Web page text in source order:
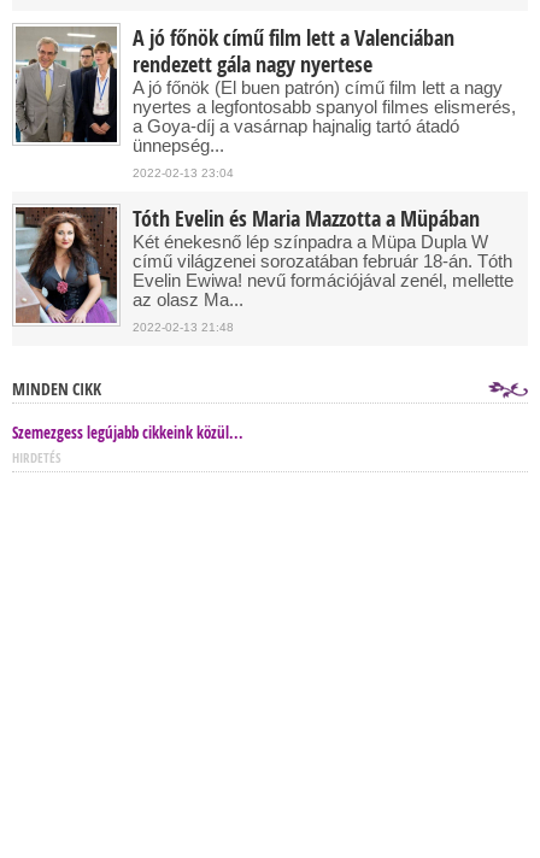
A jó főnök című film lett a Valenciában
rendezett gála nagy nyertese
A jó főnök (El buen patrón) című film lett a nagy
nyertes a legfontosabb spanyol filmes elismerés,
a Goya-díj a vasárnap hajnalig tartó átadó
ünnepség...
2022-02-13 23:04
Tóth Evelin és Maria Mazzotta a Müpában
Két énekesnő lép színpadra a Müpa Dupla W
című világzenei sorozatában február 18-án. Tóth
Evelin Ewiwa! nevű formációjával zenél, mellette
az olasz Ma...
2022-02-13 21:48
MINDEN CIKK
Szemezgess legújabb cikkeink közül...
HIRDETÉS